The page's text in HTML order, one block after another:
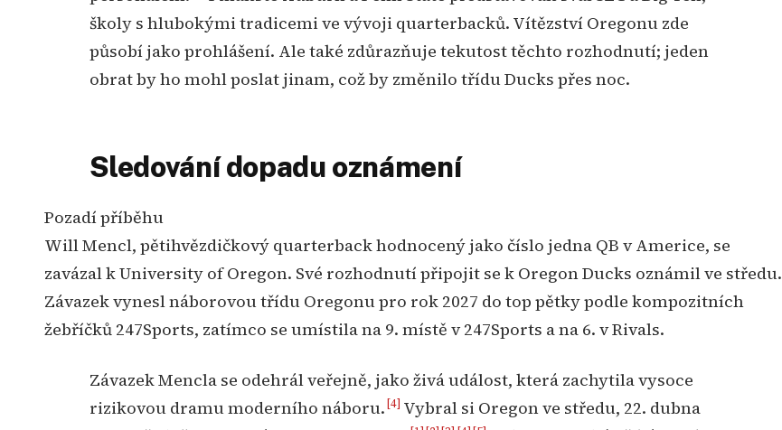
školy s hlubokými tradicemi ve vývoji quarterbacků. Vítězství Oregonu zde
působí jako prohlášení. Ale také zdůrazňuje tekutost těchto rozhodnutí; jeden
obrat by ho mohl poslat jinam, což by změnilo třídu Ducks přes noc.
Sledování dopadu oznámení
Pozadí příběhu
Will Mencl, pětihvězdičkový quarterback hodnocený jako číslo jedna QB v Americe, se
zavázal k University of Oregon. Své rozhodnutí připojit se k Oregon Ducks oznámil ve středu.
Závazek vynesl náborovou třídu Oregonu pro rok 2027 do top pětky podle kompozitních
žebříčků 247Sports, zatímco se umístila na 9. místě v 247Sports a na 6. v Rivals.
Závazek Mencla se odehrál veřejně, jako živá událost, která zachytila vysoce
rizikovou dramu moderního náboru.[4] Vybral si Oregon ve středu, 22. dubna